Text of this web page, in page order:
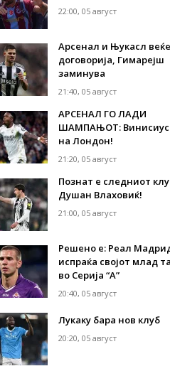
22:00, 05 август
Арсенал и Њукасл
договорија, Гимарејш
заминува
21:40, 05 август
АРСЕНАЛ ГО ЛАДИ
ШАМПАЊОТ: Винисиус
на Лондон!
21:20, 05 август
Познат е следниот
Душан Влаховиќ!
21:00, 05 август
Решено е: Реал
испраќа својот млад
во Серија “А”
20:40, 05 август
Лукаку бара нов клуб
20:20, 05 август